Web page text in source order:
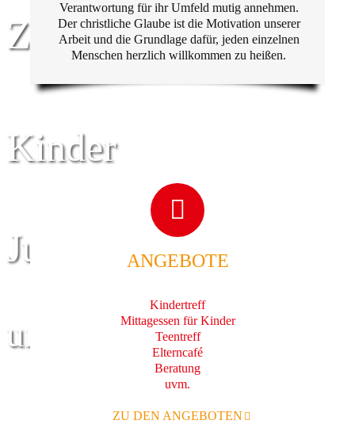
Zentrum für
Kinder
Jugend
und Familie
Verantwortung für ihr Umfeld mutig annehmen.
Der christliche Glaube ist die Motivation unserer
Arbeit und die Grundlage dafür, jeden einzelnen
Menschen herzlich willkommen zu heißen.
ANGEBOTE
Kindertreff
Mittagessen für Kinder
Teentreff
Elterncafé
Beratung
uvm.
ZU DEN ANGEBOTEN